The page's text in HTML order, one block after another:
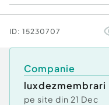
ID: 15230707
Companie
luxdezmembrari
pe site din 21 Dec